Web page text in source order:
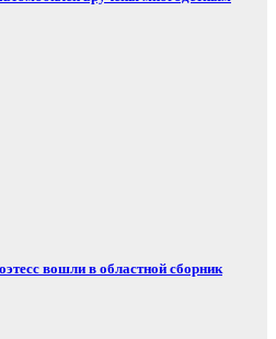
вошли в областной сборник